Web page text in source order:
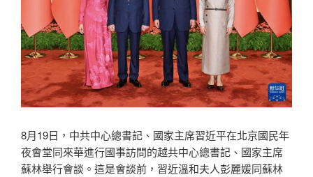
8月19日，中共中心總書記、國家主席習近平在北京國民年
夜會堂同來華進行國事訪問的越共中心總書記、國家主席
蘇林舉行會談。這是會談前，習近溫和夫人彭麗媛同蘇林